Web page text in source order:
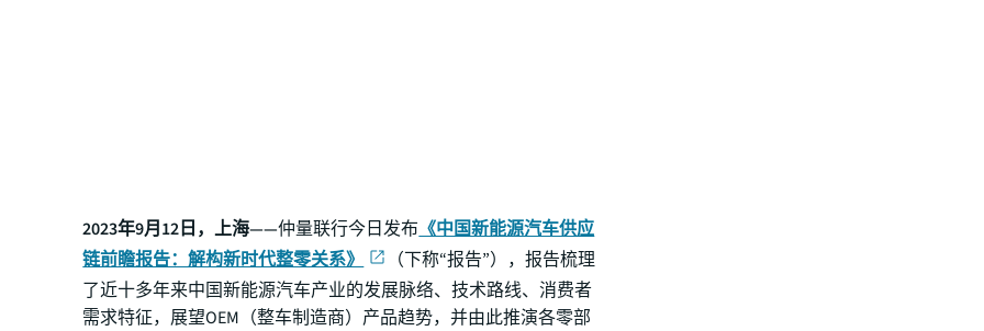
2023年9月12日，上海——仲量联行今日发布 《中国新能源汽车供应
链前瞻报告：解构新时代整零关系》
（下称“报告”），报告梳理
了近十多年来中国新能源汽车产业的发展脉络、技术路线、消费者
需求特征，展望OEM（整车制造商）产品趋势，并由此推演各零部